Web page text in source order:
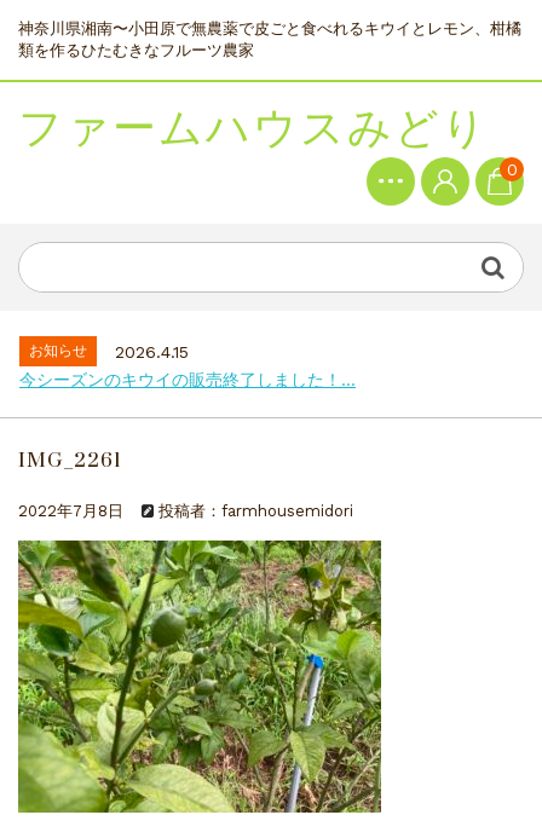
神奈川県湘南〜小田原で無農薬で皮ごと食べれるキウイとレモン、柑橘
類を作るひたむきなフルーツ農家
ファームハウスみどり 0
お知らせ
2026.4.15
今シーズンのキウイの販売終了しました！...
IMG_2261
2022年7月8日 投稿者：farmhousemidori